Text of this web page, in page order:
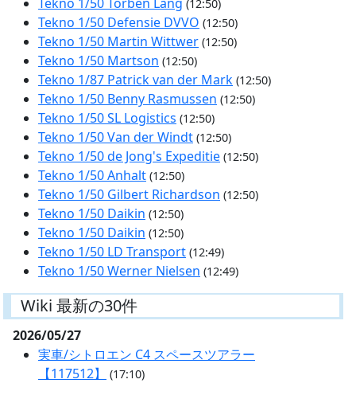
(12:50)
Tekno 1/50 Defensie DVVO (12:50)
Tekno 1/50 Martin Wittwer (12:50)
Tekno 1/50 Martson (12:50)
Tekno 1/87 Patrick van der Mark (12:50)
Tekno 1/50 Benny Rasmussen (12:50)
Tekno 1/50 SL Logistics (12:50)
Tekno 1/50 Van der Windt (12:50)
Tekno 1/50 de Jong's Expeditie (12:50)
Tekno 1/50 Anhalt (12:50)
Tekno 1/50 Gilbert Richardson (12:50)
Tekno 1/50 Daikin (12:50)
Tekno 1/50 Daikin (12:50)
Tekno 1/50 LD Transport (12:49)
Tekno 1/50 Werner Nielsen (12:49)
Wiki 最新の30件
2026/05/27
実車/シトロエン C4 スペースツアラー
【117512】
(17:10)